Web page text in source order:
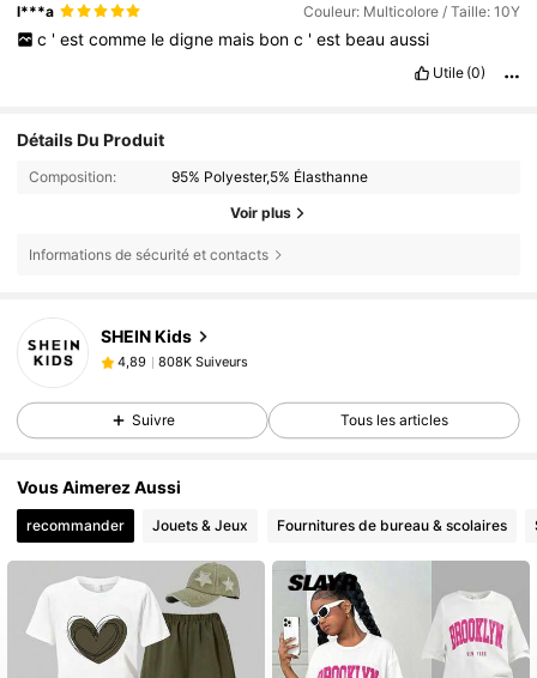
l***a Couleur: Multicolore / Taille: 10Y
c ' est comme le digne mais bon c ' est beau aussi
Utile (0)
Détails Du Produit
Composition: 95% Polyester,5% Élasthanne
Voir plus
Informations de sécurité et contacts
SHEIN Kids
4,89
808K Suiveurs
y***nest en train de naviguer
4,89 808K Suiveurs
4,89
4,89
4,89 808K Suiveurs
4,89 808K Suiveurs
4,89 808K Suiveurs
Suivre Tous les articles
Vous Aimerez Aussi
recommander Jouets & Jeux Fournitures de bureau & scolaires